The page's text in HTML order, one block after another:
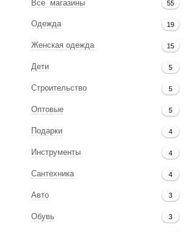
Все магазины 55
Одежда 19
Женская одежда 15
Дети 5
Строительство 5
Оптовые 5
Подарки 4
Инструменты 4
Сантехника 4
Авто 3
Обувь 3